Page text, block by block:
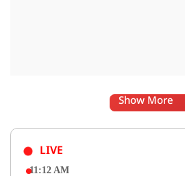
Show More
LIVE
11:12 AM